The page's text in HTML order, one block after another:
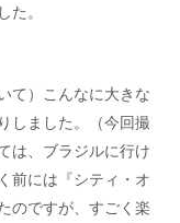
。
て）こんなに大きな
しました。（今回撮
は、ブラジルに行け
前には『シティ・オ
のですが、すごく楽